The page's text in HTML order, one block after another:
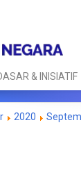
& INISIATIF
2020